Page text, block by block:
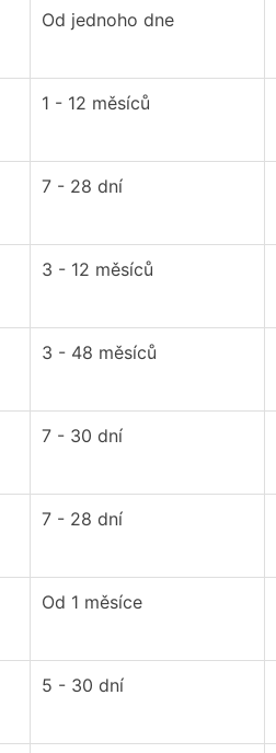
Od jednoho dne
1 - 12 měsíců
7 - 28 dní
3 - 12 měsíců
3 - 48 měsíců
7 - 30 dní
7 - 28 dní
Od 1 měsíce
5 - 30 dní